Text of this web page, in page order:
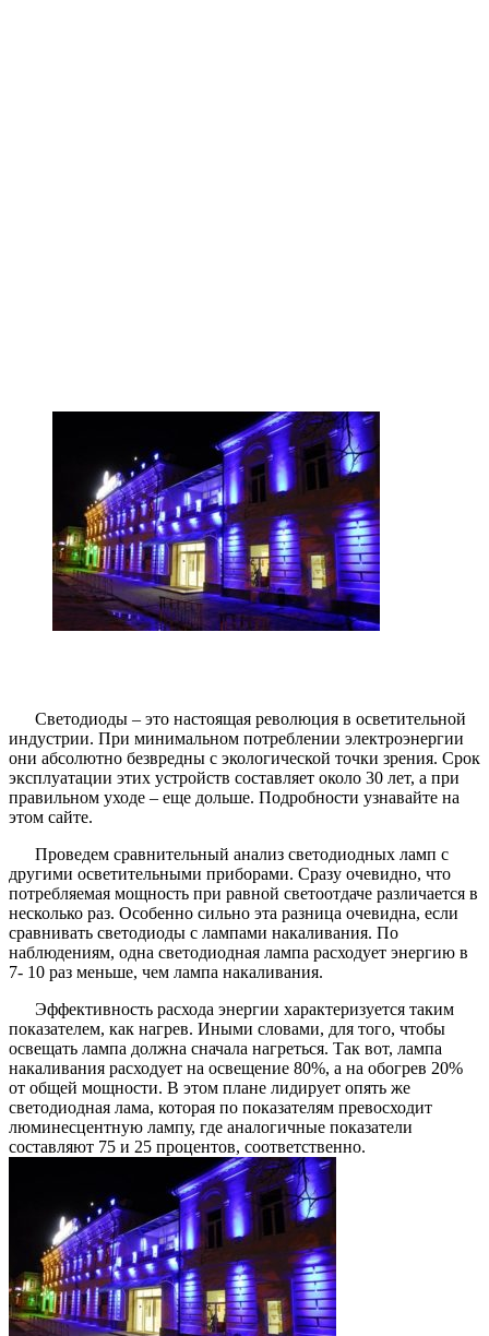
Светодиоды – это настоящая революция в осветительной
индустрии. При минимальном потреблении электроэнергии
они абсолютно безвредны с экологической точки зрения. Срок
эксплуатации этих устройств составляет около 30 лет, а при
правильном уходе – еще дольше. Подробности узнавайте на
этом сайте.
Проведем сравнительный анализ светодиодных ламп с
другими осветительными приборами. Сразу очевидно, что
потребляемая мощность при равной светоотдаче различается в
несколько раз. Особенно сильно эта разница очевидна, если
сравнивать светодиоды с лампами накаливания. По
наблюдениям, одна светодиодная лампа расходует энергию в
7- 10 раз меньше, чем лампа накаливания.
Эффективность расхода энергии характеризуется таким
показателем, как нагрев. Иными словами, для того, чтобы
освещать лампа должна сначала нагреться. Так вот, лампа
накаливания расходует на освещение 80%, а на обогрев 20%
от общей мощности. В этом плане лидирует опять же
светодиодная лама, которая по показателям превосходит
люминесцентную лампу, где аналогичные показатели
составляют 75 и 25 процентов, соответственно.